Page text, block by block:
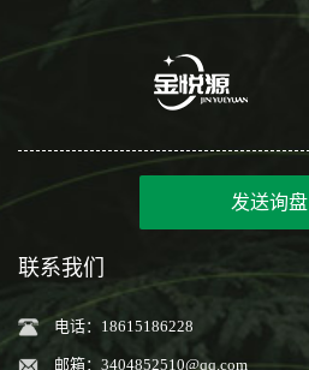
发送询盘
联系我们
电话：18615186228
邮箱： 3404852510@qq.com